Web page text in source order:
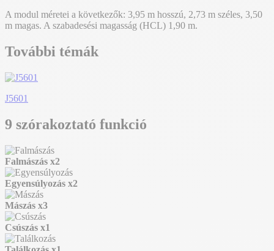
A modul méretei a következők: 3,95 m hosszú, 2,73 m széles, 3,50
m magas. A szabadesési magasság (HCL) 1,90 m.
További témák
J5601
9 szórakoztató funkció
Falmászás x2
Egyensúlyozás x2
Mászás x3
Csúszás x1